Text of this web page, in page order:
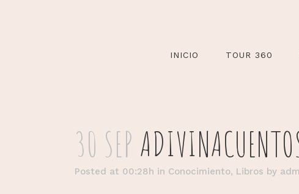
INICIO TOUR 360
30 SEP
Posted at 00:28h in Conocimiento, Libros by